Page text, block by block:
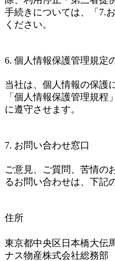
手続きについては、「7.
ください。
6. 個人情報保護管理規定
当社は、個人情報の保護
「個人情報保護管理規
に遵守させます。
7. お問い合わせ窓口
ご意見、ご質問、苦情の
るお問い合わせは、下記
住所
東京都中央区日本橋大伝
ナス物産株式会社総務部